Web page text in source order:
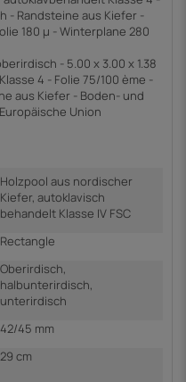
- Randsteine aus Kiefer -
180 µ - Winterplane 280
- 5.00 x 3.00 x 1.38
4 - Folie 75/100 ème -
aus Kiefer - Boden- und
Union
Holzpool aus nordischer
Kiefer, autoklavisch
behandelt Klasse IV FSC
Rectangle
Oberirdisch,
halbunterirdisch,
unterirdisch
42/45 mm
29 cm